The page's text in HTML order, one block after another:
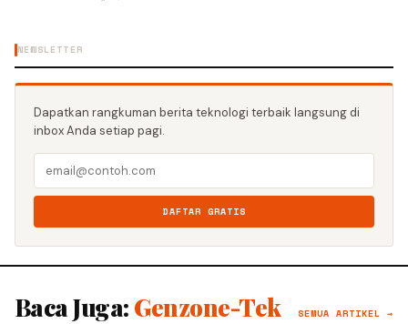
NEWSLETTER
Dapatkan rangkuman berita teknologi terbaik langsung di
inbox Anda setiap pagi.
DAFTAR GRATIS
Baca Juga: Genzone-Tek SEMUA ARTIKEL →